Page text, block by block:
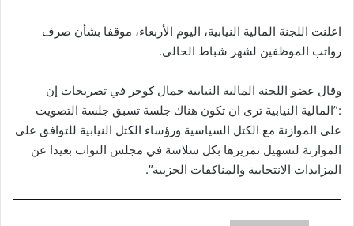
اعلنت اللجنة المالية النيابية، اليوم الأربعاء، موقفا بشأن صرف
رواتب الموظفين لشهر شباط الحالي.
وقال عضو اللجنة المالية النيابية جمال كوجر في تصريحات إن
:”المالية النيابية ترى ان تكون هناك جلسة تسبق جلسة التصويت
على الموازنة مع الكتل السياسية ورؤساء الكتل النيابية للتوافق على
الموازنة لتسهيل تمريرها بكل سلاسة في مجلس النواب بعيدا عن
المزايدات الانتخابية والمناكفات الحزبية”.